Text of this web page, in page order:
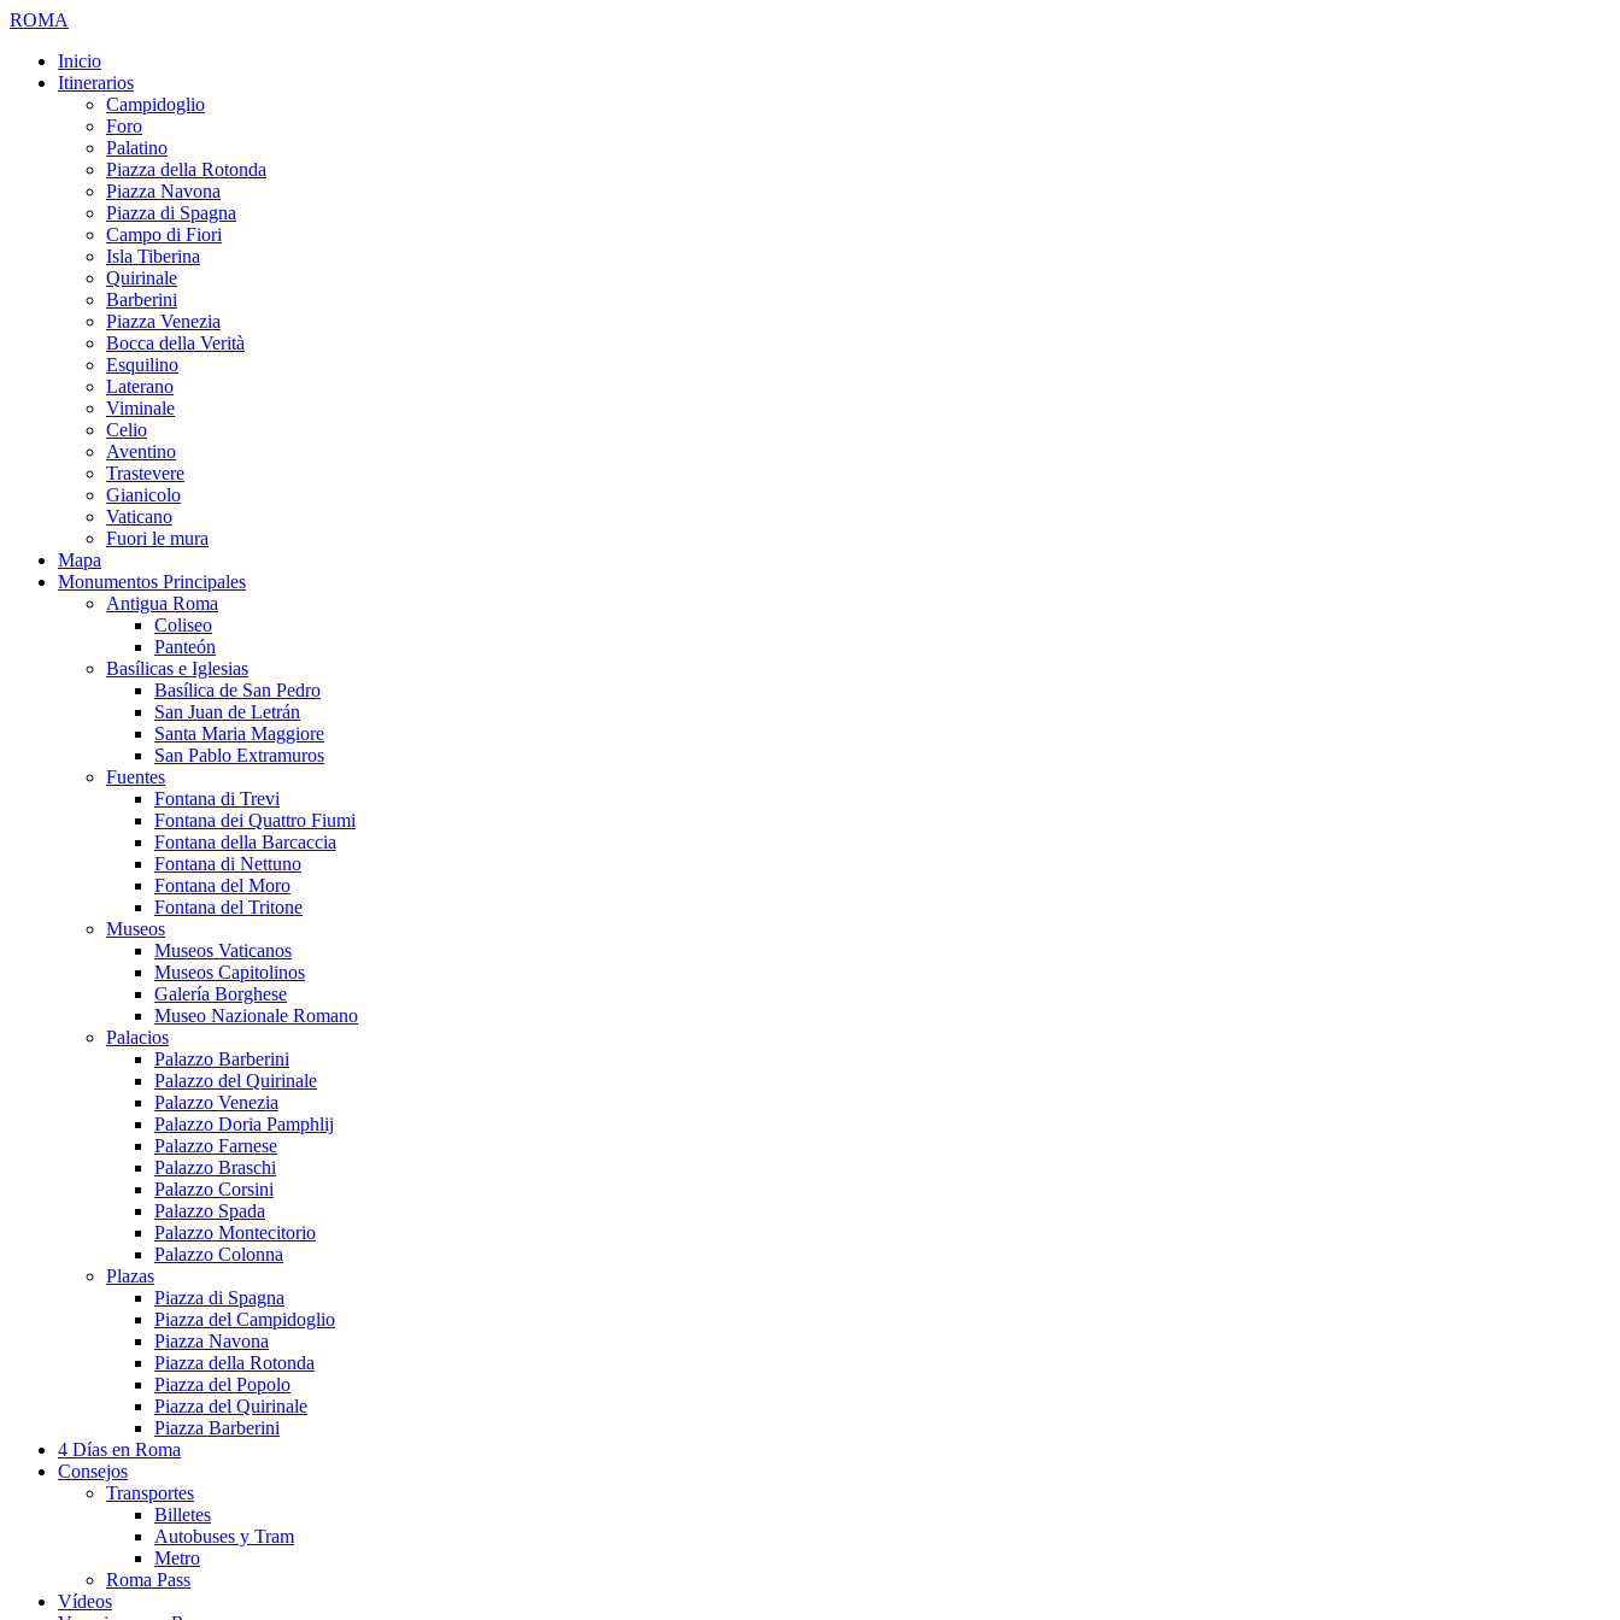
ROMA
Inicio
Itinerarios
Campidoglio
Foro
Palatino
Piazza della Rotonda
Piazza Navona
Piazza di Spagna
Campo di Fiori
Isla Tiberina
Quirinale
Barberini
Piazza Venezia
Bocca della Verità
Esquilino
Laterano
Viminale
Celio
Aventino
Trastevere
Gianicolo
Vaticano
Fuori le mura
Mapa
Monumentos Principales
Antigua Roma
Coliseo
Panteón
Basílicas e Iglesias
Basílica de San Pedro
San Juan de Letrán
Santa Maria Maggiore
San Pablo Extramuros
Fuentes
Fontana di Trevi
Fontana dei Quattro Fiumi
Fontana della Barcaccia
Fontana di Nettuno
Fontana del Moro
Fontana del Tritone
Museos
Museos Vaticanos
Museos Capitolinos
Galería Borghese
Museo Nazionale Romano
Palacios
Palazzo Barberini
Palazzo del Quirinale
Palazzo Venezia
Palazzo Doria Pamphlij
Palazzo Farnese
Palazzo Braschi
Palazzo Corsini
Palazzo Spada
Palazzo Montecitorio
Palazzo Colonna
Plazas
Piazza di Spagna
Piazza del Campidoglio
Piazza Navona
Piazza della Rotonda
Piazza del Popolo
Piazza del Quirinale
Piazza Barberini
4 Días en Roma
Consejos
Transportes
Billetes
Autobuses y Tram
Metro
Roma Pass
Vídeos